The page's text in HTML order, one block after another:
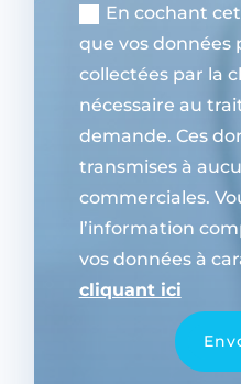
En cochant
que vos données
collectées par la
nécessaire au
demande. Ces
transmises à
commerciales.
l’information
vos données à
cliquant ici